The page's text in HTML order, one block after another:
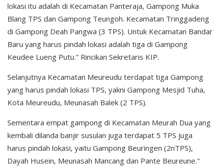
lokasi itu adalah di Kecamatan Panteraja, Gampong Muka
Blang TPS dan Gampong Teungoh. Kecamatan Tringgadeng
di Gampong Deah Pangwa (3 TPS). Untuk Kecamatan Bandar
Baru yang harus pindah lokasi adalah tiga di Gampong
Keudee Lueng Putu." Rincikan Sekretaris KIP.
Selanjutnya Kecamatan Meureudu terdapat tiga Gampong
yang harus pindah lokasi TPS, yakni Gampong Mesjid Tuha,
Kota Meureudu, Meunasah Balek (2 TPS).
Sementara empat gampong di Kecamatan Meurah Dua yang
kembali dilanda banjir susulan juga terdapat 5 TPS juga
harus pindah lokasi, yaitu Gampong Beuringen (2nTPS),
Dayah Husein, Meunasah Mancang dan Pante Beureune."